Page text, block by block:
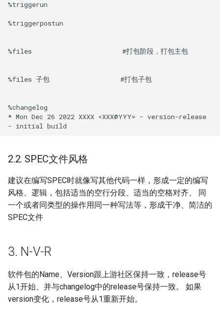
%triggerun
%triggerpostun
%files                       #打包阶段，打包主包
%files 子包                  #打包子包
%changelog
* Mon Dec 26 2022 XXXX <XXX@YYY> - version-release
2.2. SPEC文件风格
建议在编写SPEC时就像写其他代码一样，形成一定的编写
风格、逻辑，包括适当的空行分段、适当的空格对齐、 同
一个或者同类型的操作用同一种写法等，形成干净、简洁的
SPEC文件
3. N-V-R
软件包的Name、Version跟上游社区保持一致，release号
从1开始、并与changelog中的release号保持一致。 如果
version变化，release号从1重新开始。